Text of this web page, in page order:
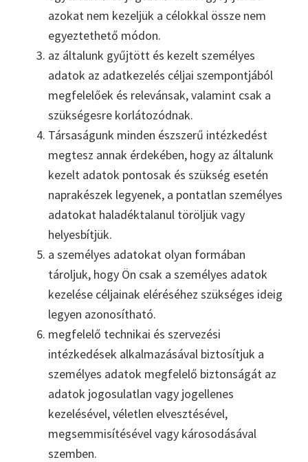
azokat nem kezeljük a célokkal össze nem
egyeztethető módon.
az általunk gyűjtött és kezelt személyes
adatok az adatkezelés céljai szempontjából
megfelelőek és relevánsak, valamint csak a
szükségesre korlátozódnak.
Társaságunk minden észszerű intézkedést
megtesz annak érdekében, hogy az általunk
kezelt adatok pontosak és szükség esetén
naprakészek legyenek, a pontatlan személyes
adatokat haladéktalanul töröljük vagy
helyesbítjük.
a személyes adatokat olyan formában
tároljuk, hogy Ön csak a személyes adatok
kezelése céljainak eléréséhez szükséges ideig
legyen azonosítható.
megfelelő technikai és szervezési
intézkedések alkalmazásával biztosítjuk a
személyes adatok megfelelő biztonságát az
adatok jogosulatlan vagy jogellenes
kezelésével, véletlen elvesztésével,
megsemmisítésével vagy károsodásával
szemben.